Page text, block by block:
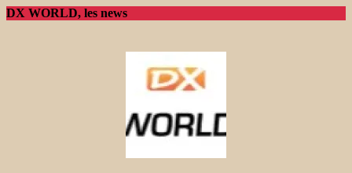
DX WORLD, les news